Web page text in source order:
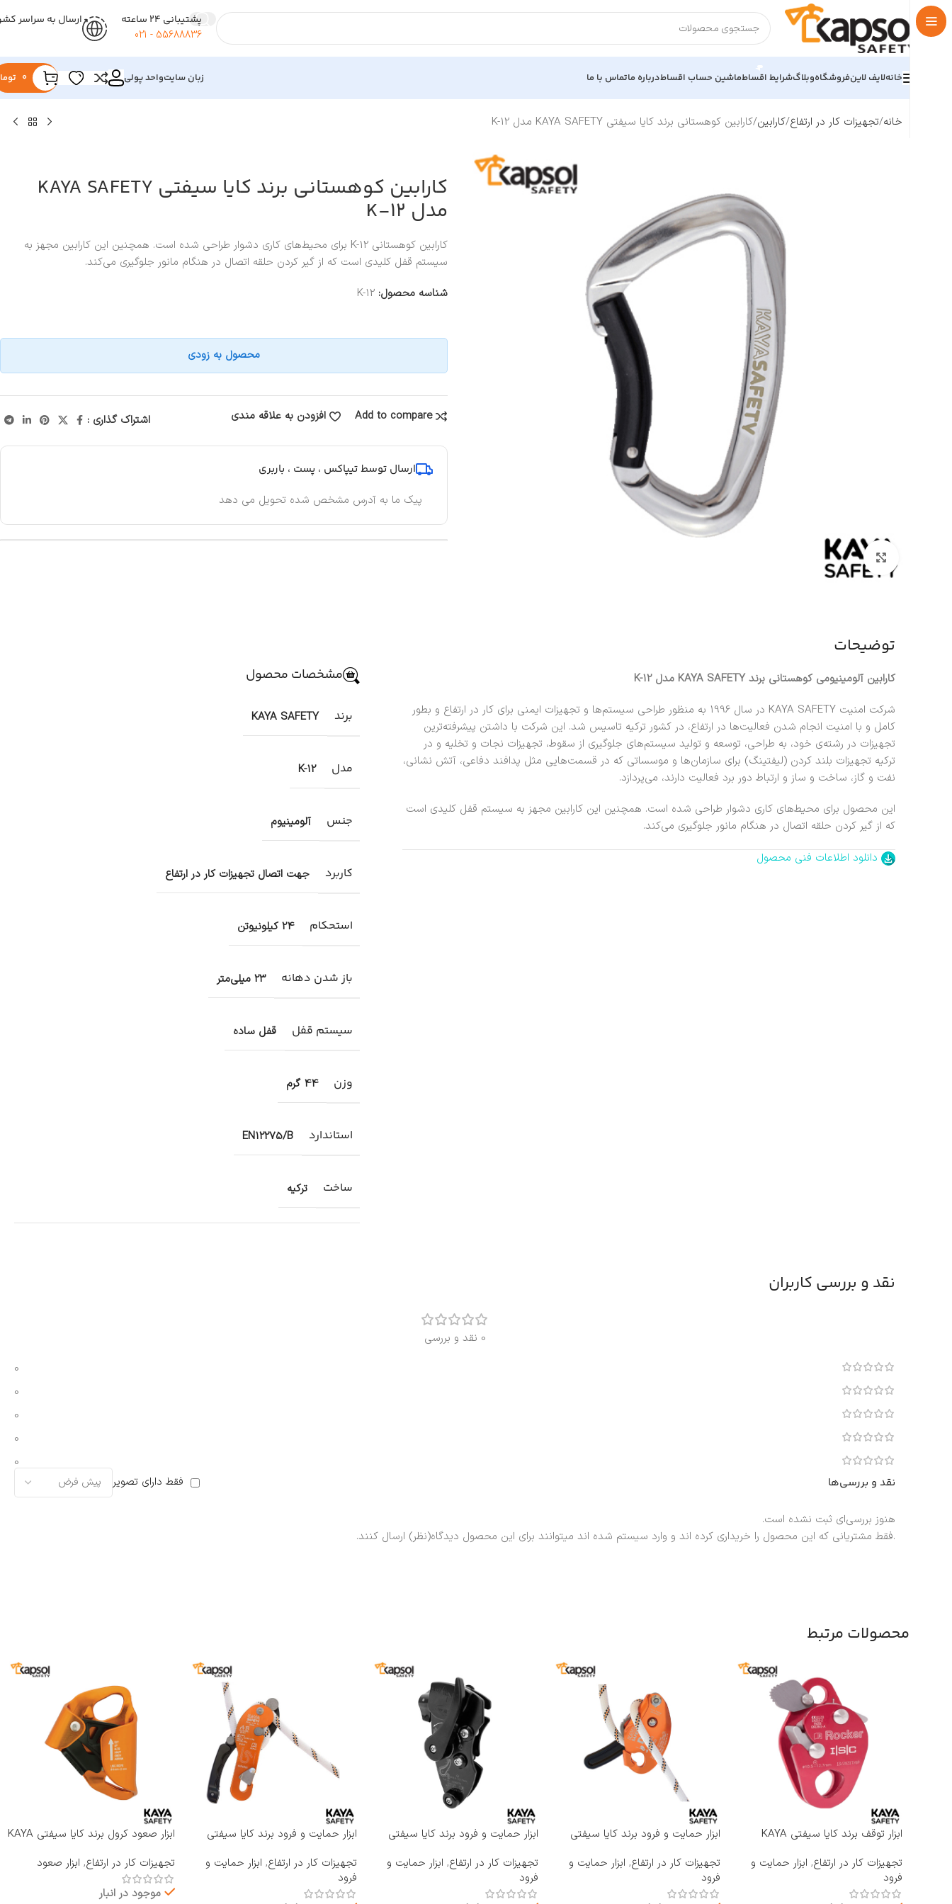
پشتیبانی 24 ساعته
55688836 - 021
ارسال به سراسر
خانهلایف لاینفروشگاهوبلاگشرایط اقساطماشین حساب اقساطدرباره ماتماس با ما زبان سایتواحد پولی 0
خانه تجهیزات کار در ارتفاع کارابین کارابین کوهستانی برند کایا سیفتی KAYA SAFETY مدل K-12
بزرگنمایی تصویر
کارابین کوهستانی برند کایا سیفتی KAYA SAFETY
مدل K-12
کارابین کوهستانی K-12 برای محیط‌های کاری دشوار طراحی شده است. همچنین این کارابین مجهز به
سیستم قفل کلیدی است که از گیر کردن حلقه اتصال در هنگام مانور جلوگیری می‌کند.
شناسه محصول: K-12
محصول به زودی
Add to compare افزودن به علاقه مندی اشتراک گذاری :
ارسال توسط تیپاکس ، پست ، باربری
پیک ما به آدرس مشخص شده تحویل می دهد
توضیحات
کارابین آلومینیومی کوهستانی برند KAYA SAFETY مدل K-12
شرکت امنیت KAYA SAFETY در سال 1996 به منظور طراحی سیستم‌ها و تجهیزات ایمنی برای کار در ارتفاع و بطور
کامل و با امنیت انجام شدن فعالیت‌ها در ارتفاع، در کشور ترکیه تاسیس شد. این شرکت با داشتن پیشرفته‌ترین
تجهیزات در رشته‌ی خود، به طراحی، توسعه و تولید سیستم‌های جلوگیری از سقوط، تجهیزات نجات و تخلیه و در
ترکیه تجهیزات بلند کردن (لیفتینگ) برای سازمان‌ها و موسساتی که در قسمت‌هایی مثل پدافند دفاعی، آتش نشانی،
نفت و گاز، ساخت و ساز و ارتباط دور برد فعالیت دارند، می‌پردازد.
این محصول برای محیط‌های کاری دشوار طراحی شده است. همچنین این کارابین مجهز به سیستم قفل کلیدی است
که از گیر کردن حلقه اتصال در هنگام مانور جلوگیری می‌کند.
دانلود اطلاعات فنی محصول
مشخصات محصول
برند KAYA SAFETY
مدل K-12
جنس آلومینیوم
کاربرد جهت اتصال تجهیزات کار در ارتفاع
استحکام 24 کیلونیوتن
باز شدن دهانه 23 میلی‌متر
سیستم قفل قفل ساده
وزن 44 گرم
استاندارد EN12275/B
ساخت ترکیه
نقد و بررسی کاربران
0 نقد و بررسی
0
0
0
0
0
نقد و بررسی‌ها
فقط دارای تصویر
هنوز بررسی‌ای ثبت نشده است.
.فقط مشتریانی که این محصول را خریداری کرده اند و وارد سیستم شده اند میتوانند برای این محصول دیدگاه(نظر) ارسال کنند.
محصولات مرتبط
ابزار توقف برند کایا سیفتی KAYA
تجهیزات کار در ارتفاع, ابزار حمایت و
فرود
ابزار حمایت و فرود برند کایا سیفتی
تجهیزات کار در ارتفاع, ابزار حمایت و
فرود
ابزار حمایت و فرود برند کایا سیفتی
تجهیزات کار در ارتفاع, ابزار حمایت و
فرود
ابزار حمایت و فرود برند کایا سیفتی
تجهیزات کار در ارتفاع, ابزار حمایت و
فرود
ابزار صعود کرول برند کایا سیفتی KAYA
تجهیزات کار در ارتفاع, ابزار صعود
موجود در انبار